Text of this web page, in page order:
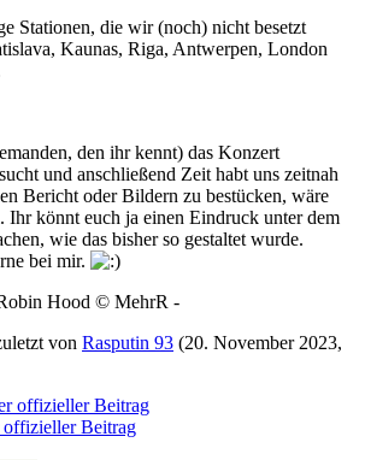
Stationen, die wir (noch) nicht besetzt
Kaunas, Riga, Antwerpen, London
den ihr kennt) das Konzert
und anschließend Zeit habt uns zeitnah
Bericht oder Bildern zu bestücken, wäre
Ihr könnt euch ja einen Eindruck unter dem
wie das bisher so gestaltet wurde.
bei mir.
Hood © MehrR -
von Rasputin 93 (20. November 2023,
offizieller Beitrag
offizieller Beitrag